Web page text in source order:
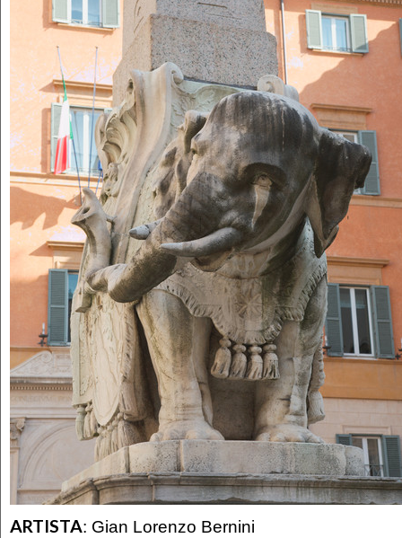
ARTISTA: Gian Lorenzo Bernini